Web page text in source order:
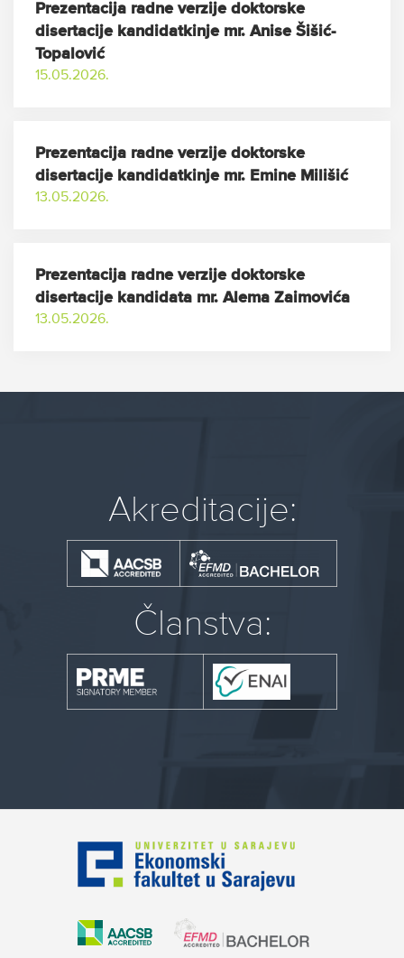
Prezentacija radne verzije doktorske
disertacije kandidatkinje mr. Anise Šišić-
Topalović
15.05.2026.
Prezentacija radne verzije doktorske
disertacije kandidatkinje mr. Emine Milišić
13.05.2026.
Prezentacija radne verzije doktorske
disertacije kandidata mr. Alema Zaimovića
13.05.2026.
Akreditacije:
Članstva: